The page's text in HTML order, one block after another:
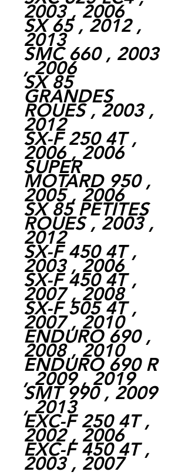
2003 , 2006
SX 65 , 2012 ,
2013
SMC 660 , 2003
, 2006
SX 85
GRANDES
ROUES , 2003 ,
2012
SX-F 250 4T ,
2006 , 2006
SUPER
MOTARD 950 ,
2005 , 2006
SX 85 PETITES
ROUES , 2003 ,
2012
SX-F 450 4T ,
2003 , 2006
SX-F 450 4T ,
2007 , 2008
SX-F 505 4T ,
2007 , 2010
ENDURO 690 ,
2008 , 2010
ENDURO 690 R
, 2009 , 2019
SMT 990 , 2009
, 2013
EXC-F 250 4T ,
2002 , 2006
EXC-F 450 4T ,
2003 , 2007